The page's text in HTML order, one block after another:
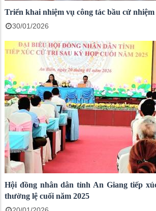
Triển khai nhiệm vụ công tác bầu cử nhiệm
30/01/2026
Hội đồng nhân dân tỉnh An Giang tiếp
thường lệ cuối năm 2025